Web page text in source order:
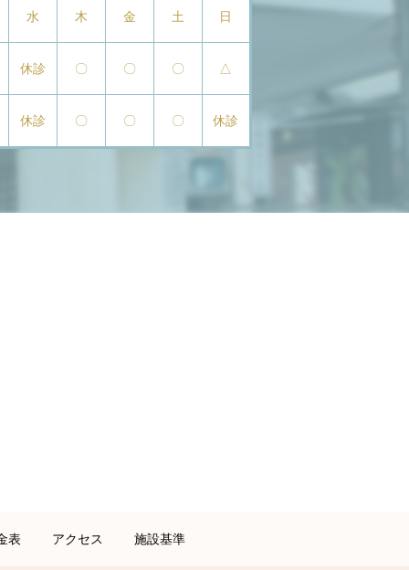
水 木 金 土 日
休診 〇 〇 〇 △
休診 〇 〇 〇 休診
表 アクセス 施設基準